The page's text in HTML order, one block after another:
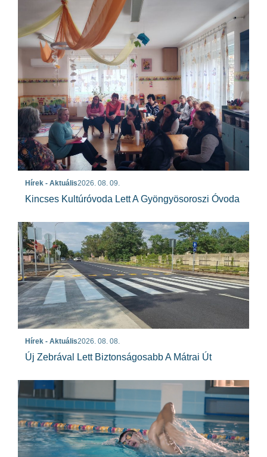
Hírek - Aktuális2026. 08. 09.
Kincses Kultúróvoda Lett A Gyöngyösoroszi Óvoda
Hírek - Aktuális2026. 08. 08.
Új Zebrával Lett Biztonságosabb A Mátrai Út